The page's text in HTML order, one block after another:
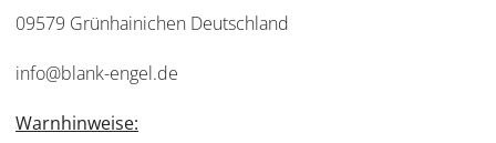
09579 Grünhainichen Deutschland
info@blank-engel.de
Warnhinweise: